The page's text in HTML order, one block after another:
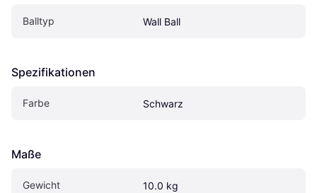
Balltyp Wall Ball
Spezifikationen
Farbe Schwarz
Maße
Gewicht 10.0 kg